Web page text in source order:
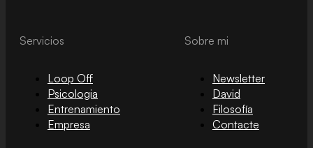
Servicios
Loop Off
Psicologia
Entrenamiento
Empresa
Sobre mi
Newsletter
David
Filosofía
Contacte